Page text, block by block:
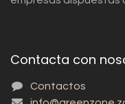
Contacta con
Contactos